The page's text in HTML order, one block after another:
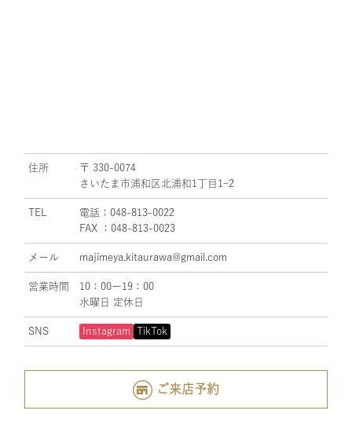
住所
〒 330-0074
さいたま市浦和区北浦和1丁目1ｰ2
TEL
電話：048-813-0022
FAX ：048-813-0023
メール majimeya.kitaurawa@gmail.com
営業時間
10：00ー19：00
水曜日 定休日
SNS Instagram TikTok
ご来店予約